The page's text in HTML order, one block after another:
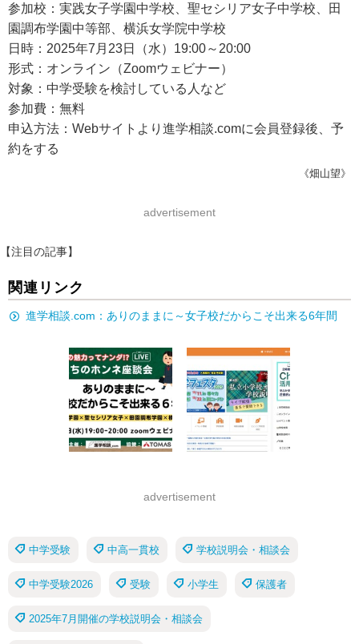
参加校：実践女子学園中学校、聖セシリア女子中学校、田
園調布学園中等部、横浜女学院中学校
日時：2025年7月23日（水）19:00～20:00
形式：オンライン（Zoomウェビナー）
対象：中学受験を検討している人など
参加費：無料
申込方法：Webサイトより進学相談.comに会員登録後、予
約をする
《畑山望》
advertisement
【注目の記事】
関連リンク
進学相談.com：ありのままに～女子校だからこそ出来る6年間
advertisement
中学受験 中高一貫校 学校説明会・相談会
中学受験2026 受験 小学生 保護者
2025年7月開催の学校説明会・相談会